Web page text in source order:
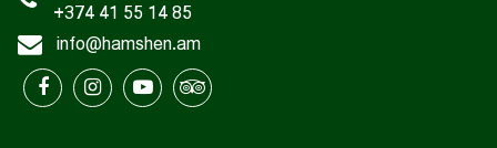
+374 41 55 14 85
info@hamshen.am